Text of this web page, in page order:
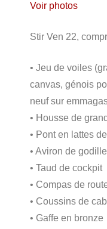
Voir photos
Stir Ven 22,
• Jeu de voiles
canvas, génois
neuf sur
• Housse de
• Pont en lattes
• Aviron de
• Taud de cockpit
• Compas de
• Coussins de
• Gaffe en bronze